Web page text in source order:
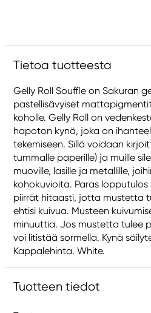
Tietoa tuotteesta
Gelly Roll Souffle on Sakuran
pastellisävyiset
koholle. Gelly Roll on
hapoton kynä, joka on
tekemiseen. Sillä voidaan
tummalle paperille) ja muille
muoville, lasille ja metallille,
kohokuvioita. Paras
piirrät hitaasti, jotta mustetta
ehtisi kuivua. Musteen
minuuttia. Jos mustetta tulee
voi litistää sormella. Kynä
Kappalehinta. White.
Tuotteen tiedot